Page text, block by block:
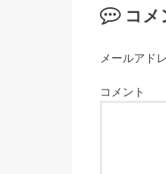
コメ
メールアド
コメント